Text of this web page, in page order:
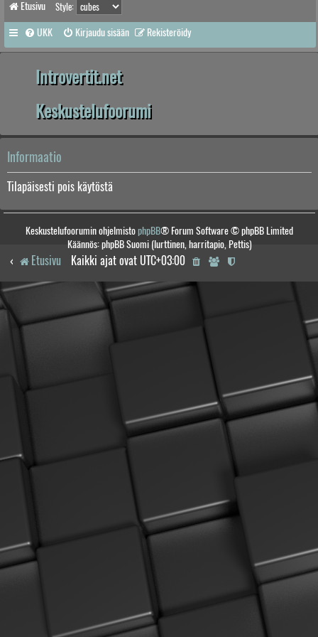
Etusivu Style:
UKK Kirjaudu sisään Rekisteröidy
Introvertit.net
Keskustelufoorumi
Informaatio
Tilapäisesti pois käytöstä
Keskustelufoorumin ohjelmistophpBB® Forum Software © phpBB Limited
Käännös: phpBB Suomi (lurttinen, harritapio, Pettis)
Etusivu Kaikki ajat ovat UTC+03:00